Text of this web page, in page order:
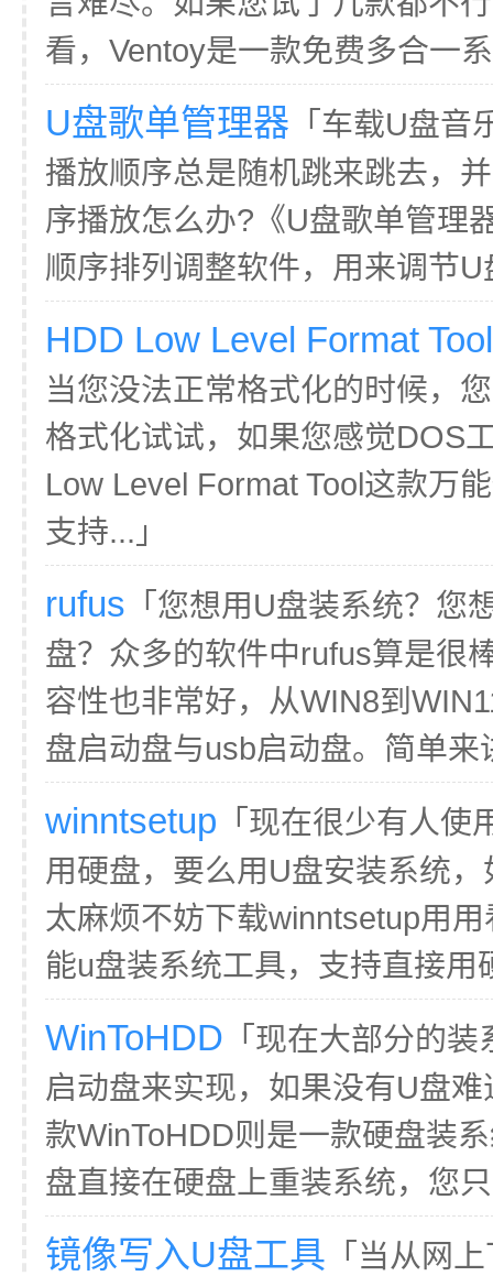
看，Ventoy是一款免费多合一
U盘歌单管理器 「车载U盘
播放顺序总是随机跳来跳去，
序播放怎么办?《U盘歌单管理
顺序排列调整软件，用来调节
HDD Low Level Format Tool
当您没法正常格式化的时候，
格式化试试，如果您感觉DOS
Low Level Format Tool这款万
支持...」
rufus 「您想用U盘装系统？您
盘？众多的软件中rufus算是很
容性也非常好，从WIN8到
盘启动盘与usb启动盘。简单来
winntsetup 「现在很少有人
用硬盘，要么用U盘安装系统
太麻烦不妨下载winntsetup用
能u盘装系统工具，支持直接用
WinToHDD 「现在大部分的
启动盘来实现，如果没有U盘
款WinToHDD则是一款硬盘装
盘直接在硬盘上重装系统，您
镜像写入U盘工具 「当从网